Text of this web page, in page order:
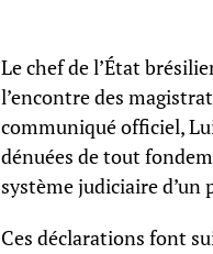
Le chef de l’État
l’encontre des
communiqué officiel,
dénuées de tout
système judiciaire d’un
Ces déclarations font